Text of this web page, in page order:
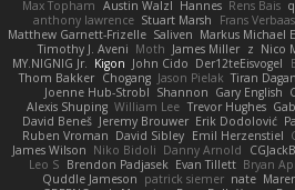
Max Topham Austin Walzl Hannes Rens Bais
anthony lawrence Stuart Marsh Frans Verbaas
Matthew Garnett-Frizelle Saliven Markus Michael
Timothy J. Aveni Moth James Miller z Nico
MY.NIGNIG Jr. Kigon John Cido Der12teEisvogel
Thom Bakker Chogang Jason Pielak Tiran Dagan
Joenne Hub-Strobl Shannon Gary English
Alexis Shuping William Lee Trevor Hughes
David Beneš Jeremy Brouwer Erik Dodolović
Ruben Vroman David Sibley Emil Herzenstiel
James Wilson Niko Bidoli Danny Arnold CGJackB
Leo S Brendon Padjasek Evan Tillett Bryan
Quddle Jameson patrick siemer nate